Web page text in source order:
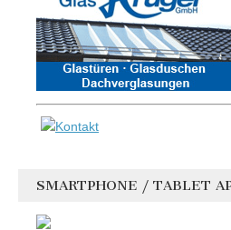
SMARTPHONE / TABLET